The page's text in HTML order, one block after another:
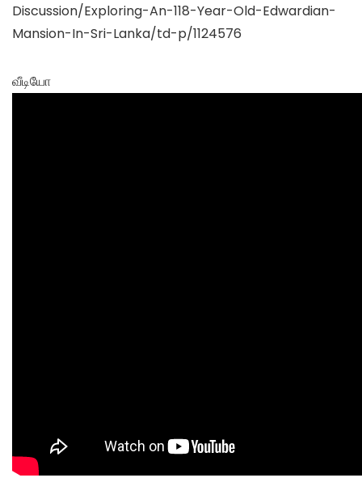
Discussion/Exploring-An-118-Year-Old-Edwardian-
Mansion-In-Sri-Lanka/td-p/1124576
வீடியோ